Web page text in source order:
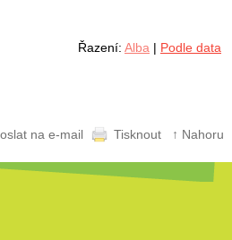
Řazení: Alba | Podle data
na e-mail Tisknout ↑ Nahoru